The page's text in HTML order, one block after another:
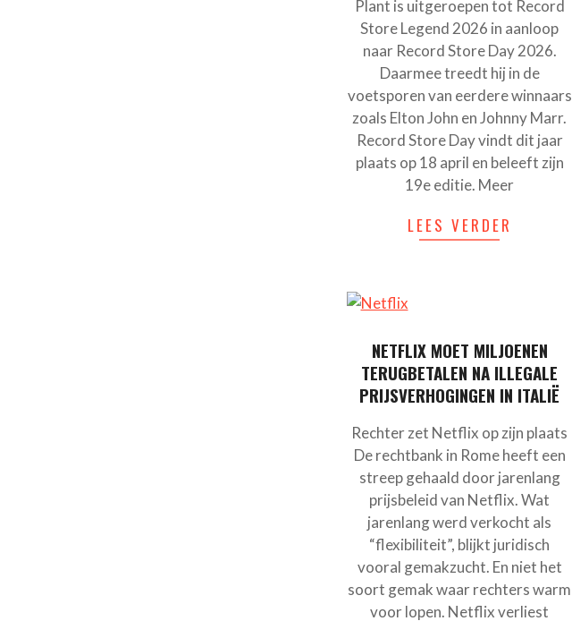
Plant is uitgeroepen tot Record
Store Legend 2026 in aanloop
naar Record Store Day 2026.
Daarmee treedt hij in de
voetsporen van eerdere winnaars
zoals Elton John en Johnny Marr.
Record Store Day vindt dit jaar
plaats op 18 april en beleeft zijn
19e editie. Meer
LEES VERDER
NETFLIX MOET MILJOENEN
TERUGBETALEN NA ILLEGALE
PRIJSVERHOGINGEN IN ITALIË
Rechter zet Netflix op zijn plaats
De rechtbank in Rome heeft een
streep gehaald door jarenlang
prijsbeleid van Netflix. Wat
jarenlang werd verkocht als
“flexibiliteit”, blijkt juridisch
vooral gemakzucht. En niet het
soort gemak waar rechters warm
voor lopen. Netflix verliest